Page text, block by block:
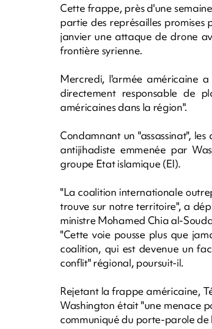
Cette frappe, près d'une
partie des représailles
janvier une attaque de drone
frontière syrienne.
Mercredi, l'armée américaine
directement responsable de
américaines dans la région".
Condamnant un "assassinat",
antijihadiste emmenée par
groupe Etat islamique (EI).
"La coalition internationale
trouve sur notre territoire", a
ministre Mohamed Chia al-
"Cette voie pousse plus que
coalition, qui est devenue un
conflit" régional, poursuit-il.
Rejetant la frappe américaine,
Washington était "une menace
communiqué du porte-parole